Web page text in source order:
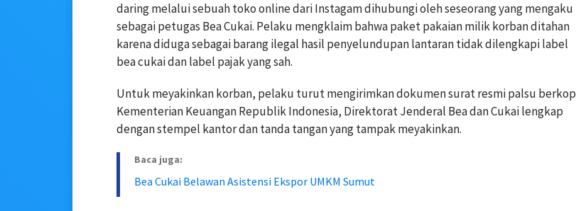
daring melalui sebuah toko online dari Instagam dihubungi oleh seseorang yang mengaku
sebagai petugas Bea Cukai. Pelaku mengklaim bahwa paket pakaian milik korban ditahan
karena diduga sebagai barang ilegal hasil penyelundupan lantaran tidak dilengkapi label
bea cukai dan label pajak yang sah.
Untuk meyakinkan korban, pelaku turut mengirimkan dokumen surat resmi palsu berkop
Kementerian Keuangan Republik Indonesia, Direktorat Jenderal Bea dan Cukai lengkap
dengan stempel kantor dan tanda tangan yang tampak meyakinkan.
Baca juga:
Bea Cukai Belawan Asistensi Ekspor UMKM Sumut